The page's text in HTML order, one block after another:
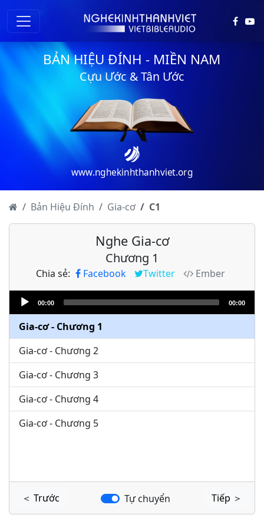
BẢN HIỆU ĐÍNH - MIỀN NAM
Cựu Ước & Tân Ước
www.nghekinhthanhviet.org
Bản Hiệu Đính Gia-cơ C1
Nghe Gia-cơ
Chương 1
Chia sẻ: Facebook Twitter
Ember
Audio
Player
00:00 00:00
Gia-cơ - Chương 1
Gia-cơ - Chương 2
Gia-cơ - Chương 3
Gia-cơ - Chương 4
Gia-cơ - Chương 5
＜ Trước Tự chuyển Tiếp ＞